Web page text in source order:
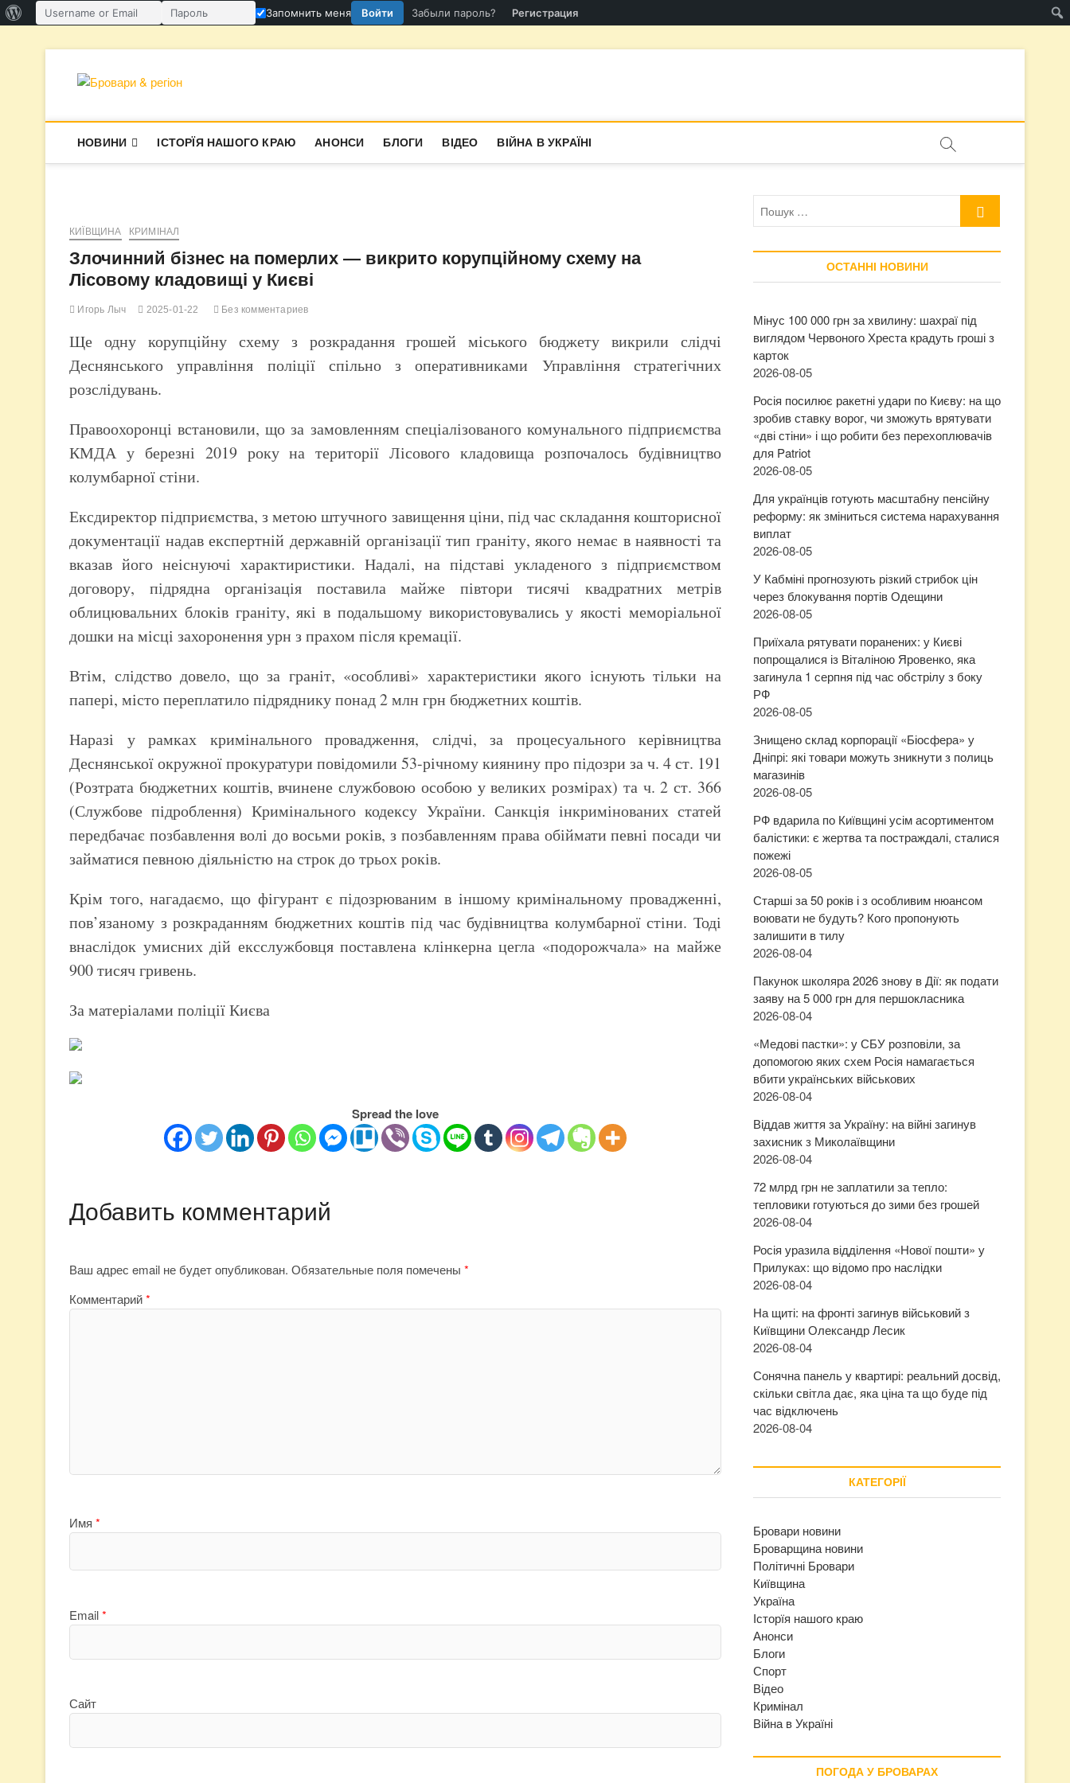
Имя пользователя или email
Пароль
Запомнить меня Войти Забыли пароль? Регистрация
содержимому
НОВИНИ ІСТОРЇЯ НАШОГО КРАЮ АНОНСИ БЛОГИ ВІДЕО ВІЙНА В УКРАЇНІ
КИЇВЩИНА КРИМІНАЛ
Злочинний бізнес на померлих — викрито корупційному схему на
Лісовому кладовищі у Києві
Игорь Лыч 2025-01-22 Без комментариев
Ще одну корупційну схему з розкрадання грошей міського бюджету викрили слідчі
Деснянського управління поліції спільно з оперативниками Управління стратегічних
розслідувань.
Правоохоронці встановили, що за замовленням спеціалізованого комунального підприємства
КМДА у березні 2019 року на території Лісового кладовища розпочалось будівництво
колумбарної стіни.
Ексдиректор підприємства, з метою штучного завищення ціни, під час складання кошторисної
документації надав експертній державній організації тип граніту, якого немає в наявності та
вказав його неіснуючі характиристики. Надалі, на підставі укладеного з підприємством
договору, підрядна організація поставила майже півтори тисячі квадратних метрів
облицювальних блоків граніту, які в подальшому використовувались у якості меморіальної
дошки на місці захоронення урн з прахом після кремації.
Втім, слідство довело, що за граніт, «особливі» характеристики якого існують тільки на
папері, місто переплатило підряднику понад 2 млн грн бюджетних коштів.
Наразі у рамках кримінального провадження, слідчі, за процесуального керівництва
Деснянської окружної прокуратури повідомили 53-річному киянину про підозри за ч. 4 ст. 191
(Розтрата бюджетних коштів, вчинене службовою особою у великих розмірах) та ч. 2 ст. 366
(Службове підроблення) Кримінального кодексу України. Санкція інкримінованих статей
передбачає позбавлення волі до восьми років, з позбавленням права обіймати певні посади чи
займатися певною діяльністю на строк до трьох років.
Крім того, нагадаємо, що фігурант є підозрюваним в іншому кримінальному провадженні,
пов’язаному з розкраданням бюджетних коштів під час будівництва колумбарної стіни. Тоді
внаслідок умисних дій ексслужбовця поставлена клінкерна цегла «подорожчала» на майже
900 тисяч гривень.
За матеріалами поліції Києва
Spread the love
Добавить комментарий
Ваш адрес email не будет опубликован. Обязательные поля помечены *
Комментарий*
Имя *
Email*
Сайт
ОСТАННІ НОВИНИ
Мінус 100 000 грн за хвилину: шахраї під
виглядом Червоного Хреста крадуть гроші з
карток
2026-08-05
Росія посилює ракетні удари по Києву: на що
зробив ставку ворог, чи зможуть врятувати
«дві стіни» і що робити без перехоплювачів
для Patriot
2026-08-05
Для українців готують масштабну пенсійну
реформу: як зміниться система нарахування
виплат
2026-08-05
У Кабміні прогнозують різкий стрибок цін
через блокування портів Одещини
2026-08-05
Приїхала рятувати поранених: у Києві
попрощалися із Віталіною Яровенко, яка
загинула 1 серпня під час обстрілу з боку
РФ
2026-08-05
Знищено склад корпорації «Біосфера» у
Дніпрі: які товари можуть зникнути з полиць
магазинів
2026-08-05
РФ вдарила по Київщині усім асортиментом
балістики: є жертва та постраждалі, сталися
пожежі
2026-08-05
Старші за 50 років і з особливим нюансом
воювати не будуть? Кого пропонують
залишити в тилу
2026-08-04
Пакунок школяра 2026 знову в Дії: як подати
заяву на 5 000 грн для першокласника
2026-08-04
«Медові пастки»: у СБУ розповіли, за
допомогою яких схем Росія намагається
вбити українських військових
2026-08-04
Віддав життя за Україну: на війні загинув
захисник з Миколаївщини
2026-08-04
72 млрд грн не заплатили за тепло:
тепловики готуються до зими без грошей
2026-08-04
Росія уразила відділення «Нової пошти» у
Прилуках: що відомо про наслідки
2026-08-04
На щиті: на фронті загинув військовий з
Київщини Олександр Лесик
2026-08-04
Сонячна панель у квартирі: реальний досвід,
скільки світла дає, яка ціна та що буде під
час відключень
2026-08-04
КАТЕГОРІЇ
Бровари новини
Броварщина новини
Політичні Бровари
Київщина
Україна
Історїя нашого краю
Анонси
Блоги
Спорт
Відео
Кримінал
Війна в Україні
ПОГОДА У БРОВАРАХ